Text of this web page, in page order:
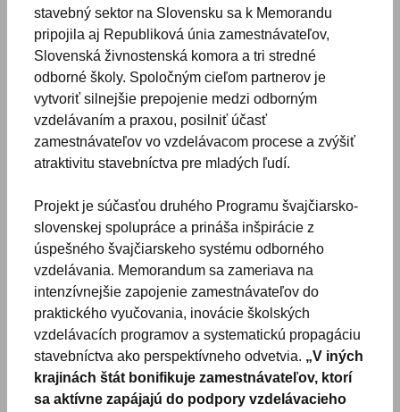
stavebný sektor na Slovensku sa k Memorandu
pripojila aj Republiková únia zamestnávateľov,
Slovenská živnostenská komora a tri stredné
odborné školy. Spoločným cieľom partnerov je
vytvoriť silnejšie prepojenie medzi odborným
vzdelávaním a praxou, posilniť účasť
zamestnávateľov vo vzdelávacom procese a zvýšiť
atraktivitu stavebníctva pre mladých ľudí.
Projekt je súčasťou druhého Programu švajčiarsko-
slovenskej spolupráce a prináša inšpirácie z
úspešného švajčiarskeho systému odborného
vzdelávania. Memorandum sa zameriava na
intenzívnejšie zapojenie zamestnávateľov do
praktického vyučovania, inovácie školských
vzdelávacích programov a systematickú propagáciu
stavebníctva ako perspektívneho odvetvia. „V iných
krajinách štát bonifikuje zamestnávateľov, ktorí
sa aktívne zapájajú do podpory vzdelávacieho